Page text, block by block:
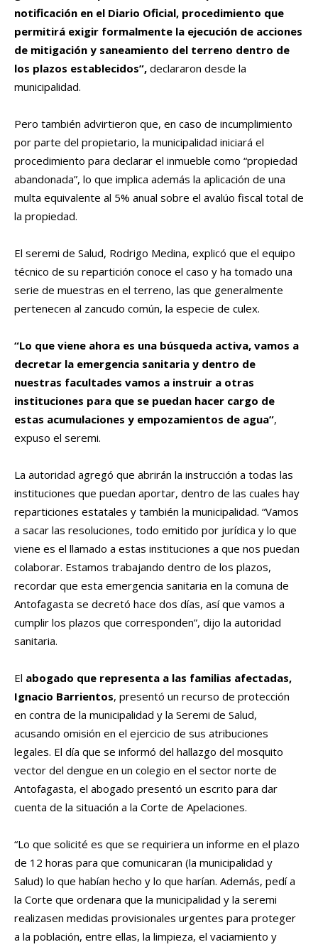
notificación en el Diario Oficial, procedimiento que
permitirá exigir formalmente la ejecución de acciones
de mitigación y saneamiento del terreno dentro de
los plazos establecidos”, declararon desde la
municipalidad.
Pero también advirtieron que, en caso de incumplimiento
por parte del propietario, la municipalidad iniciará el
procedimiento para declarar el inmueble como “propiedad
abandonada”, lo que implica además la aplicación de una
multa equivalente al 5% anual sobre el avalúo fiscal total de
la propiedad.
El seremi de Salud, Rodrigo Medina, explicó que el equipo
técnico de su repartición conoce el caso y ha tomado una
serie de muestras en el terreno, las que generalmente
pertenecen al zancudo común, la especie de culex.
“Lo que viene ahora es una búsqueda activa, vamos a
decretar la emergencia sanitaria y dentro de
nuestras facultades vamos a instruir a otras
instituciones para que se puedan hacer cargo de
estas acumulaciones y empozamientos de agua”,
expuso el seremi.
La autoridad agregó que abrirán la instrucción a todas las
instituciones que puedan aportar, dentro de las cuales hay
reparticiones estatales y también la municipalidad. “Vamos
a sacar las resoluciones, todo emitido por jurídica y lo que
viene es el llamado a estas instituciones a que nos puedan
colaborar. Estamos trabajando dentro de los plazos,
recordar que esta emergencia sanitaria en la comuna de
Antofagasta se decretó hace dos días, así que vamos a
cumplir los plazos que corresponden”, dijo la autoridad
sanitaria.
El abogado que representa a las familias afectadas,
Ignacio Barrientos, presentó un recurso de protección
en contra de la municipalidad y la Seremi de Salud,
acusando omisión en el ejercicio de sus atribuciones
legales. El día que se informó del hallazgo del mosquito
vector del dengue en un colegio en el sector norte de
Antofagasta, el abogado presentó un escrito para dar
cuenta de la situación a la Corte de Apelaciones.
“Lo que solicité es que se requiriera un informe en el plazo
de 12 horas para que comunicaran (la municipalidad y
Salud) lo que habían hecho y lo que harían. Además, pedí a
la Corte que ordenara que la municipalidad y la seremi
realizasen medidas provisionales urgentes para proteger
a la población, entre ellas, la limpieza, el vaciamiento y